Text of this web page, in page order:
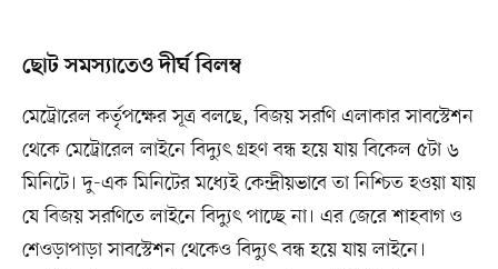
ছোট সমস্যাতেও দীর্ঘ বিলম্ব
মেট্রোরেল কর্তৃপক্ষের সূত্র বলছে, বিজয় সরণি এলাকার সাবস্টেশন
থেকে মেট্রোরেল লাইনে বিদ্যুৎ গ্রহণ বন্ধ হয়ে যায় বিকেল ৫টা ৬
মিনিটে। দু-এক মিনিটের মধ্যেই কেন্দ্রীয়ভাবে তা নিশ্চিত হওয়া যায়
যে বিজয় সরণিতে লাইনে বিদ্যুৎ পাচ্ছে না। এর জেরে শাহবাগ ও
শেওড়াপাড়া সাবস্টেশন থেকেও বিদ্যুৎ বন্ধ হয়ে যায় লাইনে।